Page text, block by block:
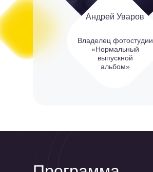
Андрей Уваров
Владелец фотостудии
«Нормальный
выпускной
альбом»